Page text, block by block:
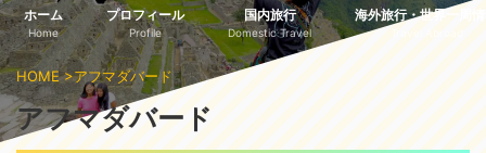
グ
長男：Yoshiのブログ
ビジネス・ライフハック
車関係
生活の知恵
ホーム
Home
プロフィール
Profile
国内旅行
Domestic Travel
海外旅行・世界一周
HOME>アフマダバード
アフマダバード